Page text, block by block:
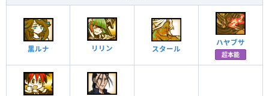
黒ルナ リリン スタール
ハヤブサ
超本能